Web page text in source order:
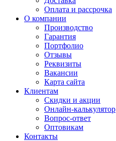
Оплата и рассрочка
О компании
Производство
Гарантия
Портфолио
Отзывы
Реквизиты
Вакансии
Карта сайта
Клиентам
Скидки и акции
Онлайн-калькулятор
Вопрос-ответ
Оптовикам
Контакты